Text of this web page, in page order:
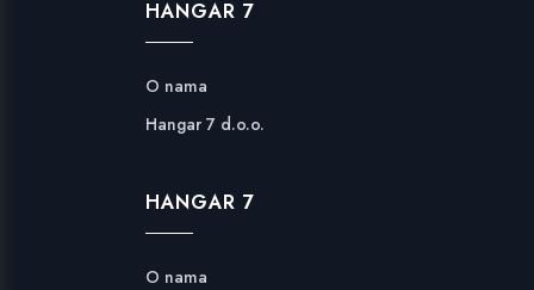
HANGAR 7
O nama
Hangar 7 d.o.o.
HANGAR 7
O nama